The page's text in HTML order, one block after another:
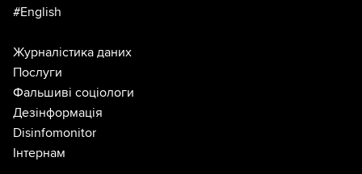
#English
Журналістика даних
Послуги
Фальшиві соціологи
Дезінформація
Disinfomonitor
Інтернам